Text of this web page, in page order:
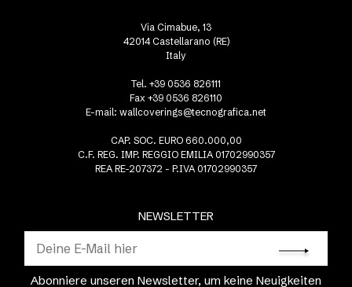
NEWSLETTER
Abonniere unseren Newsletter, um keine Neuigkeiten
Via Cimabue, 13
42014 Castellarano (RE)
Italy
Tel. +39 0536 826111
Fax +39 0536 826110
E-mail: wallcoverings@tecnografica.net
CAP. SOC. EURO 660.000,00
C.F. REG. IMP. REGGIO EMILIA 01702990357
REA RE-207372 - P.IVA 01702990357